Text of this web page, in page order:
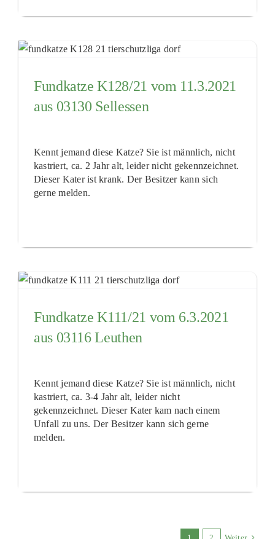
Fundkatze K128/21 vom 11.3.2021
aus 03130 Sellessen
Kennt jemand diese Katze? Sie ist männlich, nicht
kastriert, ca. 2 Jahr alt, leider nicht gekennzeichnet.
Dieser Kater ist krank. Der Besitzer kann sich
gerne melden.
Fundkatze K111/21 vom 6.3.2021
aus 03116 Leuthen
Kennt jemand diese Katze? Sie ist männlich, nicht
kastriert, ca. 3-4 Jahr alt, leider nicht
gekennzeichnet. Dieser Kater kam nach einem
Unfall zu uns. Der Besitzer kann sich gerne
melden.